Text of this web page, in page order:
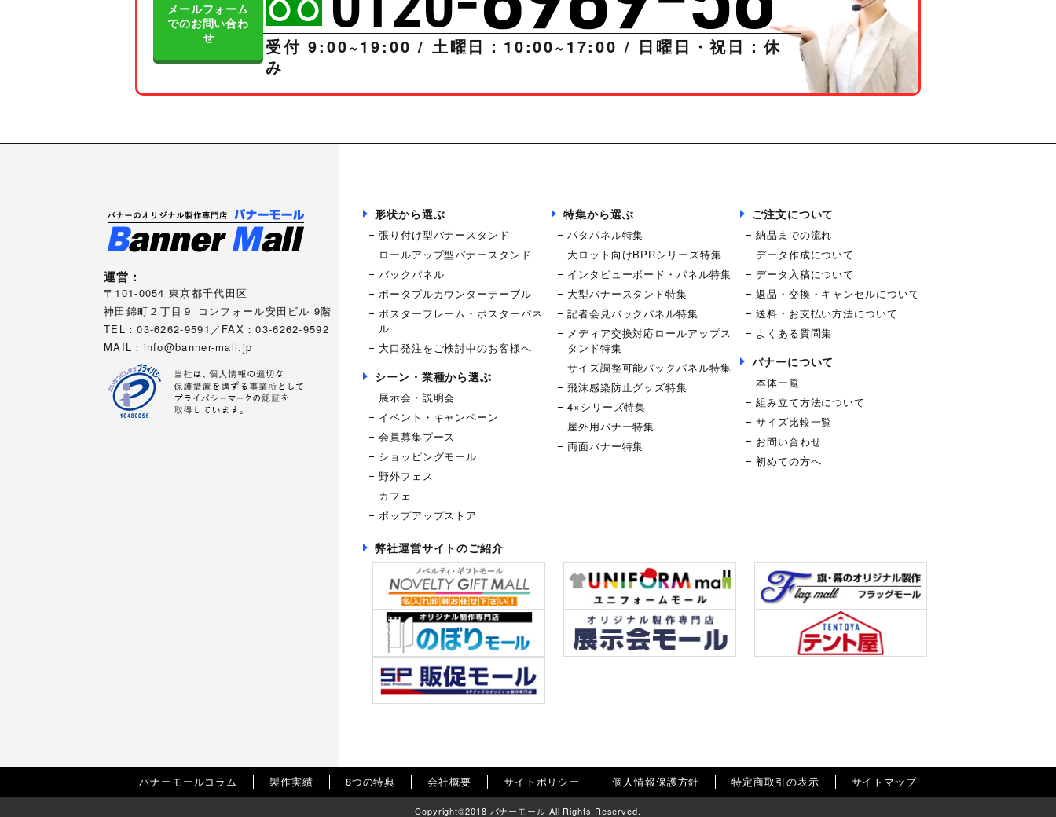
メールフォーム
でのお問い合わ
せ
受付 9:00~19:00 / 土曜日：10:00~17:00 / 日曜日・祝日：休
み
運営：
〒101-0054 東京都千代田区
神田錦町２丁目９ コンフォール安田ビル 9階
TEL：03-6262-9591／FAX：03-6262-9592
MAIL： info@banner-mall.jp
形状から選ぶ
張り付け型バナースタンド
ロールアップ型バナースタンド
バックパネル
ポータブルカウンターテーブル
ポスターフレーム・ポスターパネ
ル
大口発注をご検討中のお客様へ
シーン・業種から選ぶ
展示会・説明会
イベント・キャンペーン
会員募集ブース
ショッピングモール
野外フェス
カフェ
ポップアップストア
特集から選ぶ
パタパネル特集
大ロット向けBPRシリーズ特集
インタビューボード・パネル特集
大型バナースタンド特集
記者会見バックパネル特集
メディア交換対応ロールアップス
タンド特集
サイズ調整可能バックパネル特集
飛沫感染防止グッズ特集
4×シリーズ特集
屋外用バナー特集
両面バナー特集
ご注文について
納品までの流れ
データ作成について
データ入稿について
返品・交換・キャンセルについて
送料・お支払い方法について
よくある質問集
バナーについて
本体一覧
組み立て方法について
サイズ比較一覧
お問い合わせ
初めての方へ
弊社運営サイトのご紹介
バナーモールコラム 製作実績 8つの特典 会社概要 サイトポリシー 個人情報保護方針 特定商取引の表示 サイトマップ
Copyright©2018 バナーモール All Rights Reserved.